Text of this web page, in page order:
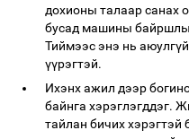
дохионы талаар санах
бусад машины
Тиймээс энэ нь
үүрэгтэй.
Ихэнх ажил дээр
байнга хэрэглэгддэг.
тайлан бичих хэрэгтэй